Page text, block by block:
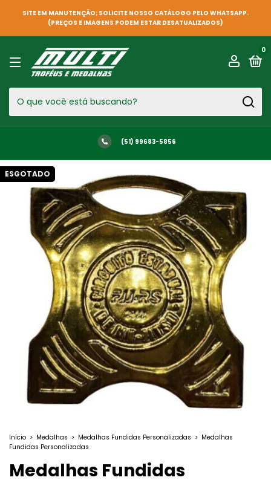
SITE EM MANUTENÇÃO; SOLICITE NOSSO CATÁLOGO PELO WHATSAPP.
(PREÇOS E IMAGENS PODEM ESTAR DESATUALIZADOS)
0
(51) 99683-5856
ESGOTADO
Início > Medalhas > Medalhas Fundidas Personalizadas > Medalhas
Fundidas Personalizadas
Medalhas Fundidas